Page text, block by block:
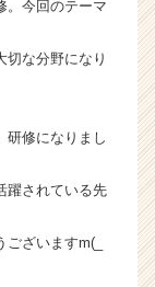
。今回のテーマ
切な分野になり
研修になりまし
躍されている先
ざいますm(_